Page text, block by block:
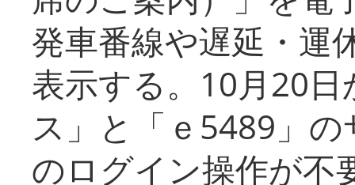
発車番線や遅延・運
表示する。10月20
ス」と「ｅ5489」
のログイン操作が不